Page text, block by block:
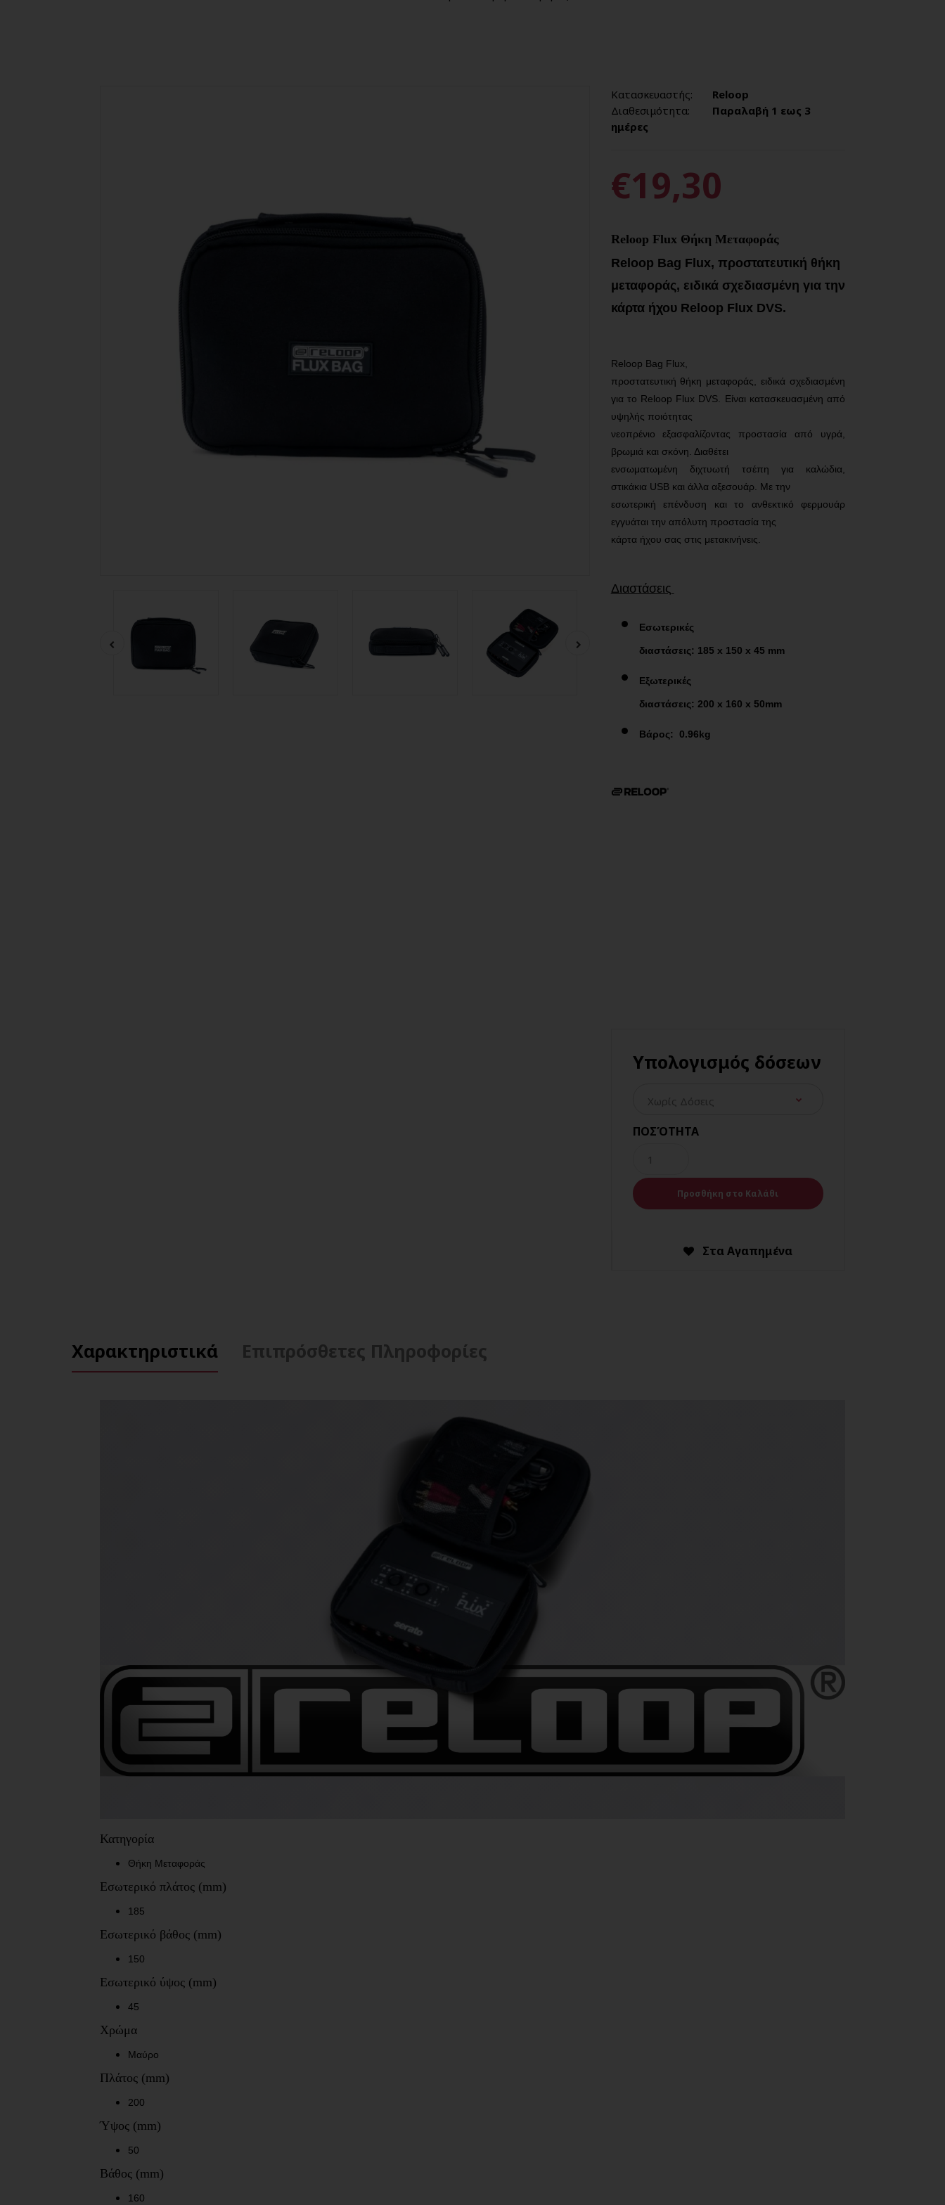
Κατασκευαστής:
Reloop
Διαθεσιμότητα:
Παραλαβή 1 εως 3
ημέρες
€19,30
Reloop Flux Θήκη Μεταφοράς
Reloop Bag Flux, προστατευτική θήκη
μεταφοράς, ειδικά σχεδιασμένη για την
κάρτα ήχου Reloop Flux DVS.
Reloop Bag Flux
προστατευτική θήκη μεταφοράς, ειδικά σχεδιασμένη
για το Reloop Flux DVS
Είναι κατασκευασμένη από
υψηλής ποιότητας
νεοπρένιο εξασφαλίζοντας προστασία από υγρά,
βρωμιά και σκόνη. Διαθέτει
ενσωματωμένη διχτυωτή τσέπη για καλώδια,
στικάκια USB και άλλα αξεσουάρ. Με την
εσωτερική επένδυση και το ανθεκτικό φερμουάρ
εγγυάται την απόλυτη προστασία της
κάρτα ήχου σας στις μετακινήνεις.
Διαστάσεις
Εσωτερικές
διαστάσεις: 185 x 150 x 45 mm
Εξωτερικές
διαστάσεις: 200 x 160 x 50mm
Βάρος: 0.96kg
Υπολογισμός δόσεων
ΠΟΣΌΤΗΤΑ
Στα Αγαπημένα
Χαρακτηριστικά Επιπρόσθετες Πληροφορίες
Κατηγορία
Θήκη Μεταφοράς
Εσωτερικό πλάτος (mm)
185
Εσωτερικό βάθος (mm)
150
Εσωτερικό ύψος (mm)
45
Χρώμα
Μαύρο
Πλάτος (mm)
200
Ύψος (mm)
50
Βάθος (mm)
160